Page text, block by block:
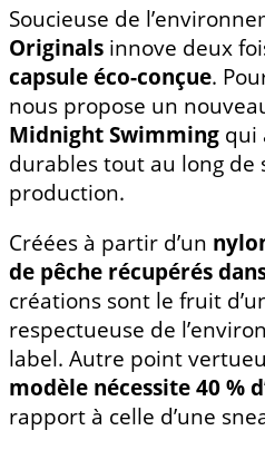
Soucieuse de
Originals innove deux
capsule éco-conçue.
nous propose un
Midnight Swimming qui
durables tout au long de
production.
Créées à partir d’un
de pêche récupérés
créations sont le fruit
respectueuse de
label. Autre point
modèle nécessite 40 %
rapport à celle d’une